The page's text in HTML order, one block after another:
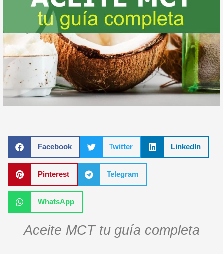
Facebook Twitter LinkedIn
Pinterest Telegram
WhatsApp
Aceite MCT tu guía completa